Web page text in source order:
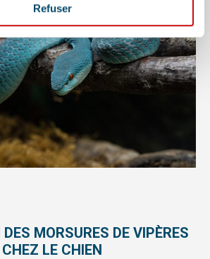
Refuser
MORSURES DE VIPÈRES
CHEZ LE CHIEN